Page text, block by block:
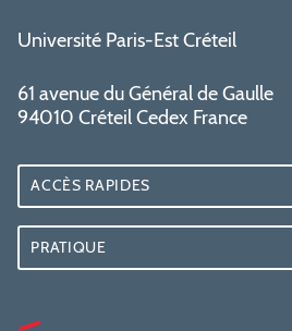
Université Paris-Est Créteil
61 avenue du Général de Gaulle
94010 Créteil Cedex France
ACCÈS RAPIDES
PRATIQUE